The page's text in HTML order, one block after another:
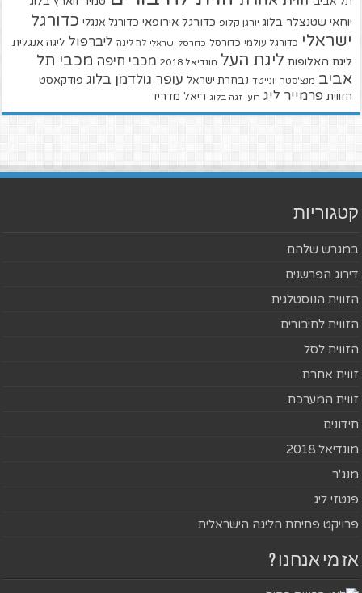
יוחאי שטנצלר בלוג יורגן קלופ כדורגל אירופאי כדורגל אנגלי כדורגל
ישראלי כדורגל עולמי כדורסל כדורסל ישראלי לה ליגה ליברפול ליגה אנגלית
ליגת האלופות ליגת העל מונדיאל 2018 מכבי חיפה מכבי תל
אביב מנצ'סטר יונייטד נבחרת ישראל עופר גולדמן בלוג פודקאסט
הזווית פרמייר ליג רועי זגה בלוג ריאל מדריד
קטגוריות
במגרש שלהם
דירוג הפרשנים
הזווית הנוסטלגית
הזווית לחיבורים
הזווית לסל
זווית אחרת
זווית המערכת
חידונים
מונדיאל 2018
מנג'ר
פנטזי ליג
פרויקט פתיחת הליגה הישראלית
אז מי אנחנו ?